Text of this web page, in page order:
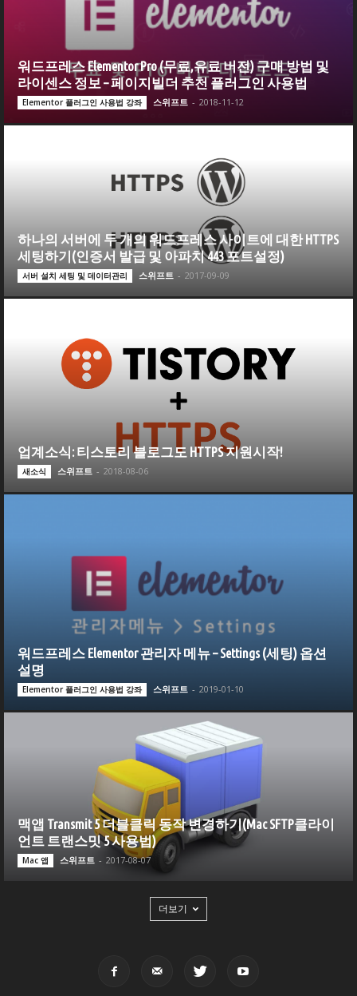
워드프레스 Elementor Pro (무료,유료 버전) 구매 방법 및
라이센스 정보 – 페이지빌더 추천 플러그인 사용법
Elementor 플러그인 사용법 강좌 스위프트 - 2018-11-12
하나의 서버에 두 개의 워드프레스 사이트에 대한 HTTPS
세팅하기(인증서 발급 및 아파치 443 포트설정)
서버 설치 세팅 및 데이터관리 스위프트 - 2017-09-09
업계소식: 티스토리 블로그도 HTTPS 지원시작!
새소식 스위프트 - 2018-08-06
워드프레스 Elementor 관리자 메뉴 – Settings (세팅) 옵션
설명
Elementor 플러그인 사용법 강좌 스위프트 - 2019-01-10
맥앱 Transmit 5 더블클릭 동작 변경하기(Mac SFTP클라이
언트 트랜스밋 5 사용법)
Mac 앱 스위프트 - 2017-08-07
더보기